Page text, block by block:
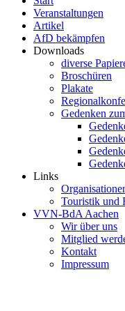
Veranstaltungen
Artikel
AfD bekämpfen
Downloads
diverse
Broschüren
Plakate
Gedenken
Links
Touristik und
VVN-BdA Aachen
Wir über uns
Mitglied
Kontakt
Impressum